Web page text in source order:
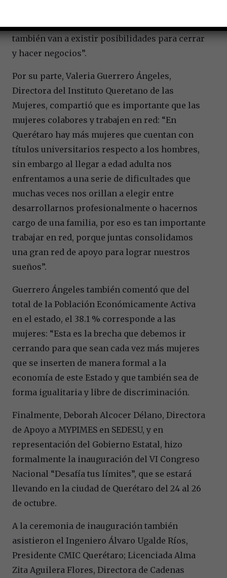
también van a existir posibilidades para cerrar
y hacer negocios”.
Por su parte, Valeria Guerrero Ángeles,
Directora del Instituto Queretano de las
Mujeres, compartió que es importante que las
mujeres colabores y trabajen en red: “En
Querétaro hay más mujeres que cuentan con
títulos universitarios respecto a los hombres,
sin embargo al llegar a edad adulta nos
enfrentamos a una serie de dificultades que
muchas veces nos orillan a elegir entre
desarrollarnos profesionalmente o hacernos
cargo de una familia, por eso es tan importante
trabajar en red, porque juntas consolidamos
una gran red de apoyo para lograr nuestros
sueños”.
Guerrero Ángeles también comentó que del
total de la Población Económicamente Activa
en el estado, el 38.1 % corresponde a las
mujeres: “Esta es la brecha que debemos ir
cerrando para que sean cada vez más mujeres
que se inserten de manera formal a la
economía de este Estado y que también sea de
forma igualitaria y libre de discriminación.
Finalmente, Deborah Alcocer Délano, Directora
de Apoyo a MYPIMES en SEDESU, y en
representación del Gobierno Estatal, hizo
formalmente la inauguración del VI Congreso
Nacional “Desafía tus límites”, que se estará
llevando en la ciudad de Querétaro del 24 al 26
de octubre.
A la ceremonia de inauguración también
asistieron el Ingeniero Álvaro Ugalde Ríos,
Presidente CMIC Querétaro; Licenciada Alma
Zita Aguilera Flores, Directora de Cadenas